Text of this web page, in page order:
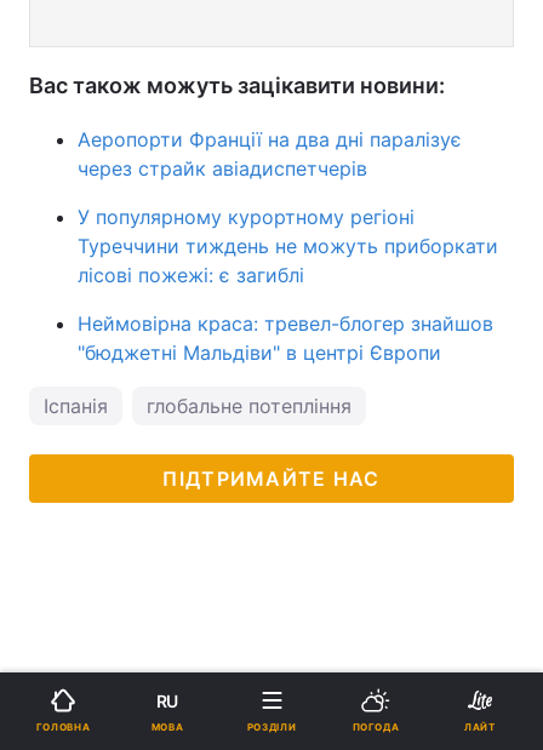
Вас також можуть зацікавити новини:
Аеропорти Франції на два дні паралізує
через страйк авіадиспетчерів
У популярному курортному регіоні
Туреччини тиждень не можуть приборкати
лісові пожежі: є загиблі
Неймовірна краса: тревел-блогер знайшов
"бюджетні Мальдіви" в центрі Європи
Іспанія глобальне потепління
ПІДТРИМАЙТЕ НАС
ГОЛОВНА
RU
МОВА РОЗДІЛИ ПОГОДА ЛАЙТ